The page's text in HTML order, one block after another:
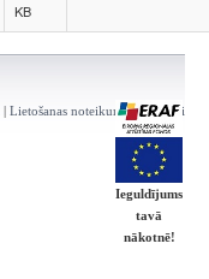
KB
| Lietošanas noteikumi | Kontakti
Ieguldījums
tavā
nākotnē!